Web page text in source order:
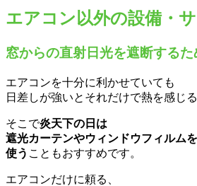
エアコン以外の設備・
窓からの直射日光を遮断するた
エアコンを十分に利かせていても
日差しが強いとそれだけで熱を感じる
そこで炎天下の日は
遮光カーテンやウィンドウフィルムを
使う こともおすすめです。
エアコンだけに頼る、